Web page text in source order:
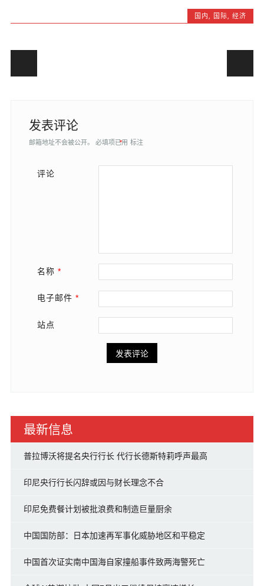
国内, 国际,经济
发表评论
邮箱地址不会被公开。 必填项已用
* 标注
评论
名称 *
电子邮件 *
站点
最新信息
普拉博沃将提名央行行长 代行长德斯特莉呼声最高
印尼央行行长闪辞或因与财长理念不合
印尼免费餐计划被批浪费和制造巨量厨余
中国国防部：日本加速再军事化威胁地区和平稳定
中国首次证实南中国海自家撞船事件致两海警死亡